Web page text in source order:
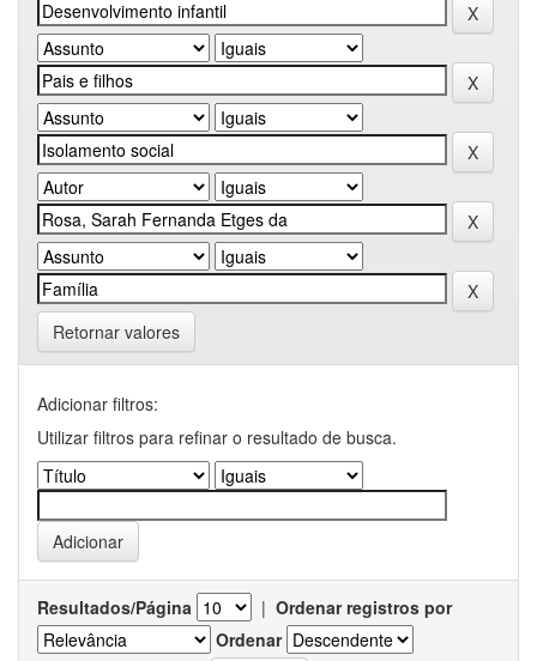
Retornar valores
Adicionar filtros:
Utilizar filtros para refinar o resultado de busca.
Resultados/Página | Ordenar registros por
Ordenar